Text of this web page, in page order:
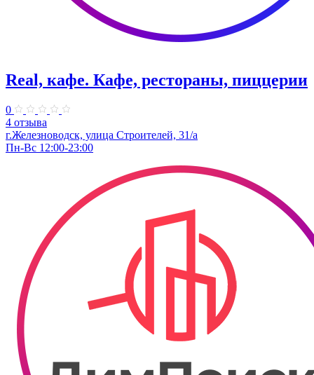
Real, кафе. Кафе, рестораны, пиццерии
0
4 отзыва
г.Железноводск, улица Строителей, 31/а
Пн-Вс 12:00-23:00